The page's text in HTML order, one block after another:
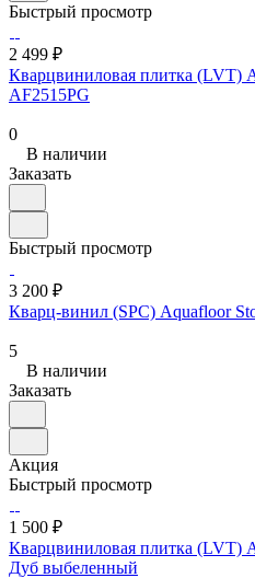
Быстрый просмотр
2 499 ₽
Кварцвиниловая плитка (LVT)
AF2515PG
0
В наличии
Заказать
Быстрый просмотр
3 200 ₽
Кварц-винил (SPC) Aquafloor
5
В наличии
Заказать
Акция
Быстрый просмотр
1 500 ₽
Кварцвиниловая плитка (LVT)
Дуб выбеленный